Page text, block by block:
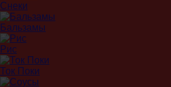
Снеки
Бальзамы
Рис
Ток Поки